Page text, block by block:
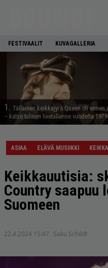
FESTIVAALIT KUVAGALLERIA
1. Tällainen keikkajyrä Queen oli ennen
– katso tulinen livetallenne vuodelta 1979
ASIAA ELÄVÄ MUSIIKKI KEIKKA
Keikkauutisia:
Country saapuu
Suomeen
22.4.2024 15:47 Saku Schildt